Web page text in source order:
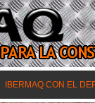
IBERMAQ CON EL